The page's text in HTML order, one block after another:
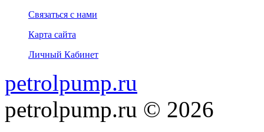
Связаться с нами
Карта сайта
Личный Кабинет
petrolpump.ru
petrolpump.ru © 2026